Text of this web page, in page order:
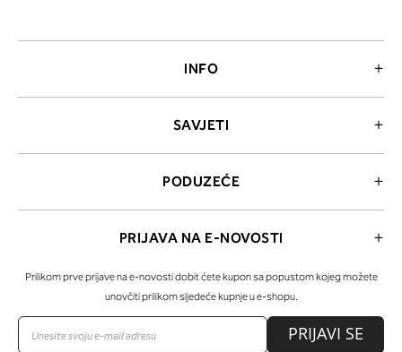
INFO
SAVJETI
PODUZEĆE
PRIJAVA NA E-NOVOSTI
Prilikom prve prijave na e-novosti dobit ćete kupon sa popustom kojeg možete
unovčiti prilikom sljedeće kupnje u e-shopu.
PRIJAVI SE